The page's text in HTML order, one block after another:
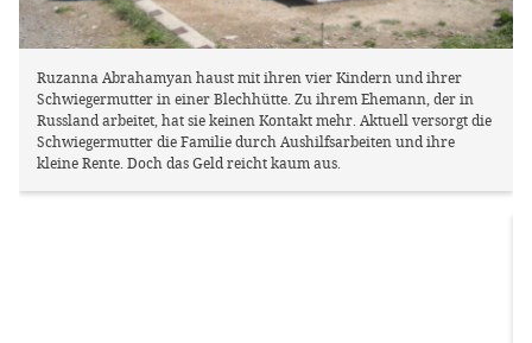
Ruzanna Abrahamyan haust mit ihren vier Kindern und ihrer
Schwiegermutter in einer Blechhütte. Zu ihrem Ehemann, der in
Russland arbeitet, hat sie keinen Kontakt mehr. Aktuell versorgt die
Schwiegermutter die Familie durch Aushilfsarbeiten und ihre
kleine Rente. Doch das Geld reicht kaum aus.